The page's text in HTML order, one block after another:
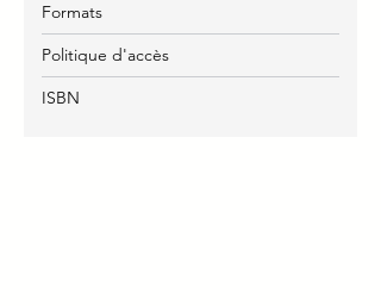
Formats
Politique d'accès
ISBN